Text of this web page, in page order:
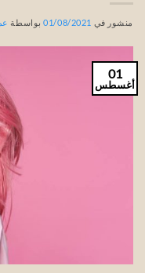
منشور في 01/08/2021 بواسطة
01
أغسطس